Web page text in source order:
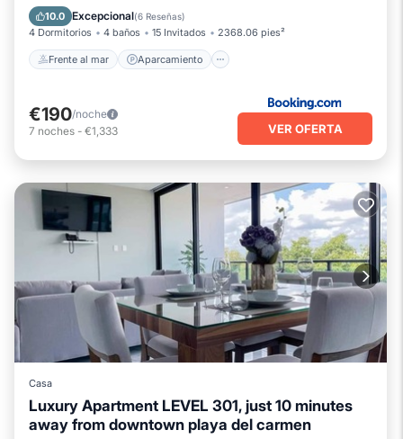
10.0 Excepcional(6 Reseñas)
4 Dormitorios 4 baños 15 Invitados 2368.06 pies²
Frente al mar Aparcamiento
Vista al mar
€190/noche
7 noches - €1,333 VER OFERTA
Casa
Luxury Apartment LEVEL 301, just 10 minutes
away from downtown playa del carmen